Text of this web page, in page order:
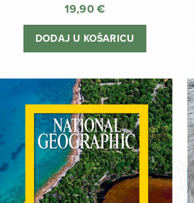
19,90€
DODAJ U KOŠARICU